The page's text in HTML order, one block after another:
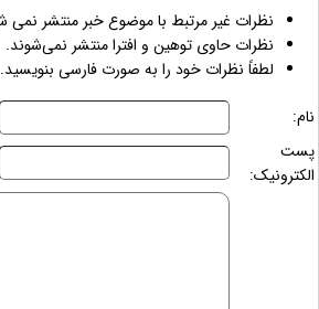
نظرات غیر مرتبط با موضوع خبر منتشر نمی
نظرات حاوی توهین و افترا منتشر نمی‌شوند.
لطفاً نظرات خود را به صورت فارسی بنویسید.
نام:
پست
الکترونیک: